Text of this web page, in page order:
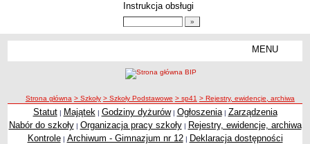
Instrukcja obsługi
MENU
Licea
Zespoły Szkół
Techniczne Zakłady Naukowe
ścieżka nawigacji
Strona główna > Szkoły > Szkoły Podstawowe > sp41 > Rejestry, ewidencje, archiwa
Rejestry, ewidencje, archiwa
Statut| Majątek | Godziny dyżurów| Ogłoszenia| Zarządzenia
Nabór do szkoły| Organizacja pracy szkoły| Rejestry, ewidencje, archiwa
Kontrole| Archiwum - Gimnazjum nr 12| Deklaracja dostępności